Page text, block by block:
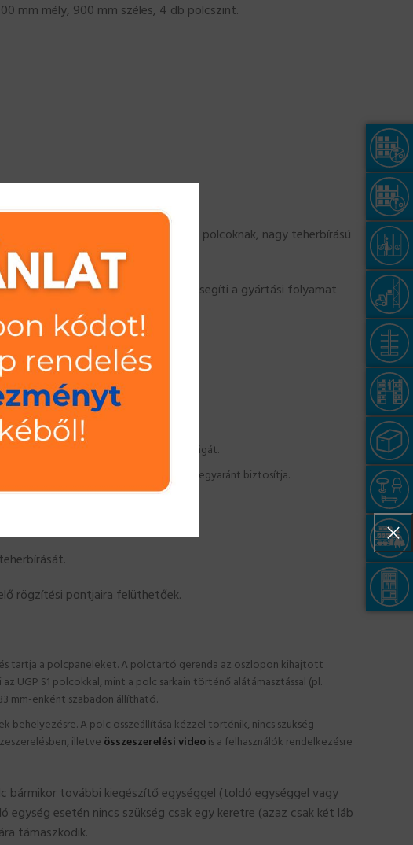
mm mély, 900 mm széles, 4 db polcszint.
polcoknak, otthoni tárolásra, ipari polcoknak, nagy teherbírású
elérhetőek.
ban zöld energiafelhasználás, elősegíti a gyártási folyamat
tárolóhely maximális kihasználtságát.
és szükség esetén a lefúrhatóságát egyaránt biztosítja.
rögzítési pontjaira felüthetőek.
tartja a polcpaneleket. A polctartó gerenda az oszlopon kihajtott
UGP S1 polcokkal, mint a polc sarkain történő alátámasztással (pl.
mm-enként szabadon állítható.
A polc összeállítása kézzel történik, nincs szükség
illetve összeszerelési videois a felhasználók rendelkezésre
bármikor további kiegészítő egységgel (toldó egységgel vagy
esetén nincs szükség csak egy keretre (azaz csak két láb
támaszkodik.